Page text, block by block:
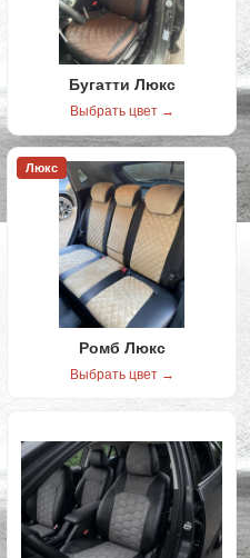
Бугатти Люкс
Выбрать цвет →
Люкс
Ромб Люкс
Выбрать цвет →